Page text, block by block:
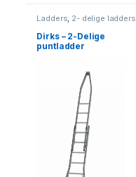
Ladders, 2- delige ladders
Dirks – 2-Delige
puntladder